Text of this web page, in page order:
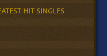
HIT SINGLES